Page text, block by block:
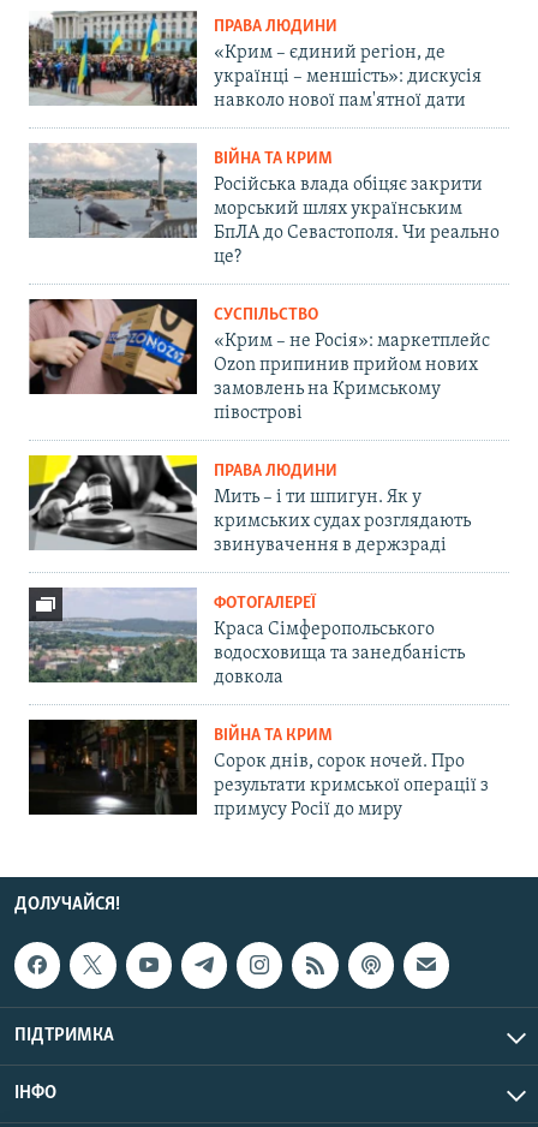
ПРАВА ЛЮДИНИ
«Крим – єдиний регіон, де
українці – меншість»: дискусія
навколо нової пам'ятної дати
ВІЙНА ТА КРИМ
Російська влада обіцяє закрити
морський шлях українським
БпЛА до Севастополя. Чи реально
це?
СУСПІЛЬСТВО
«Крим – не Росія»: маркетплейс
Ozon припинив прийом нових
замовлень на Кримському
півострові
ПРАВА ЛЮДИНИ
Мить – і ти шпигун. Як у
кримських судах розглядають
звинувачення в держзраді
ФОТОГАЛЕРЕЇ
Краса Сімферопольського
водосховища та занедбаність
довкола
ВІЙНА ТА КРИМ
Сорок днів, сорок ночей. Про
результати кримської операції з
примусу Росії до миру
ДОЛУЧАЙСЯ!
ПІДТРИМКА
ІНФО